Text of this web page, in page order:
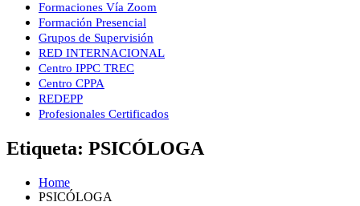
Formaciones Vía Zoom
Formación Presencial
Grupos de Supervisión
RED INTERNACIONAL
Centro IPPC TREC
Centro CPPA
REDEPP
Profesionales Certificados
Etiqueta: PSICÓLOGA
Home
PSICÓLOGA